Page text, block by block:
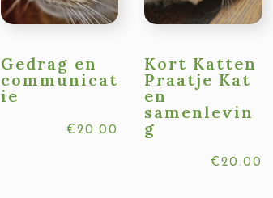
Gedrag en
communicat
ie
€ 20.00
Kort Katten
Praatje Kat
en
samenlevin
g
€ 20.00